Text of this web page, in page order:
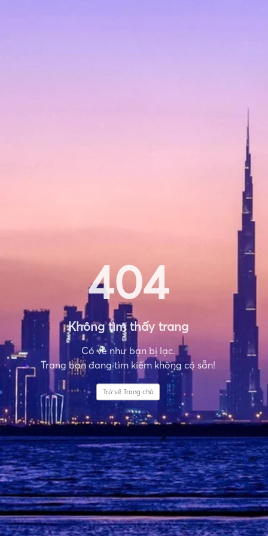
404
Không tìm thấy trang
Có vẻ như bạn bị lạc.
Trang bạn đang tìm kiếm không có sẵn!
Trở về Trang chủ